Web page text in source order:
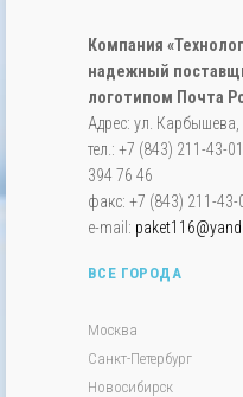
Компания
надежный
логотипом Почта
Адрес: ул. Карбышева,
тел.: +7 (843) 211-43-
394 76 46
факс: +7 (843) 211-43-
e-mail:
ВСЕ ГОРОДА
Москва
Санкт-Петербург
Новосибирск